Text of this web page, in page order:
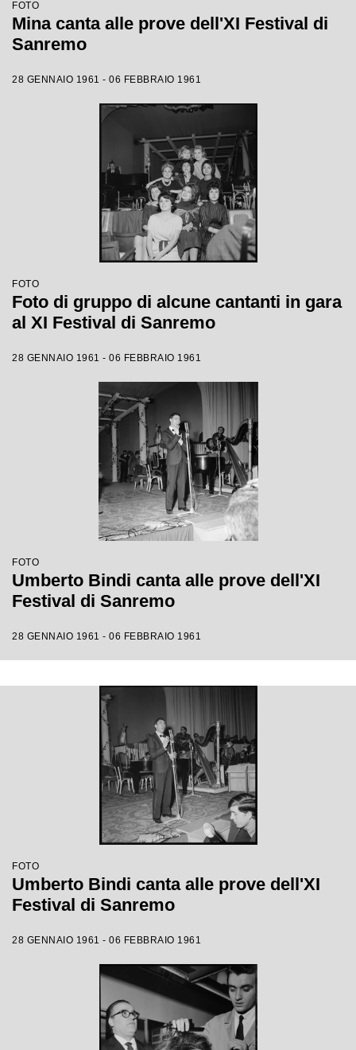
FOTO
Mina canta alle prove dell'XI Festival di
Sanremo
28 GENNAIO 1961 - 06 FEBBRAIO 1961
FOTO
Foto di gruppo di alcune cantanti in gara
al XI Festival di Sanremo
28 GENNAIO 1961 - 06 FEBBRAIO 1961
FOTO
Umberto Bindi canta alle prove dell'XI
Festival di Sanremo
28 GENNAIO 1961 - 06 FEBBRAIO 1961
FOTO
Umberto Bindi canta alle prove dell'XI
Festival di Sanremo
28 GENNAIO 1961 - 06 FEBBRAIO 1961